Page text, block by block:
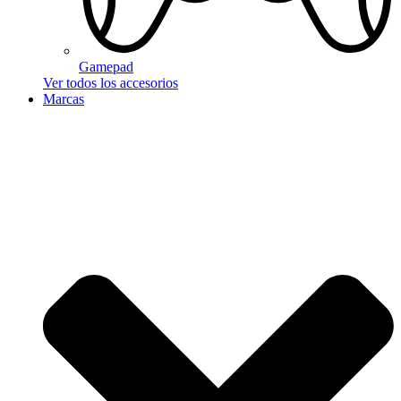
Gamepad
Ver todos los accesorios
Marcas